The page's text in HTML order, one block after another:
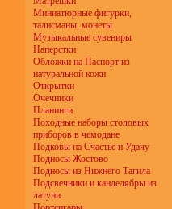
Миниатюрные фигурки,
талисманы, монеты
Музыкальные сувениры
Наперстки
Обложки на Паспорт из
натуральной кожи
Открытки
Очечники
Планинги
Походные наборы столовых
приборов в чемодане
Подковы на Счастье и Удачу
Подносы Жостово
Подносы из Нижнего Тагила
Подсвечники и канделябры из
латуни